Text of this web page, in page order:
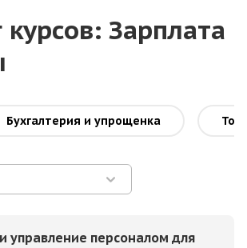
курсов: Зарплата
Бухгалтерия и упрощенка
управление персоналом для